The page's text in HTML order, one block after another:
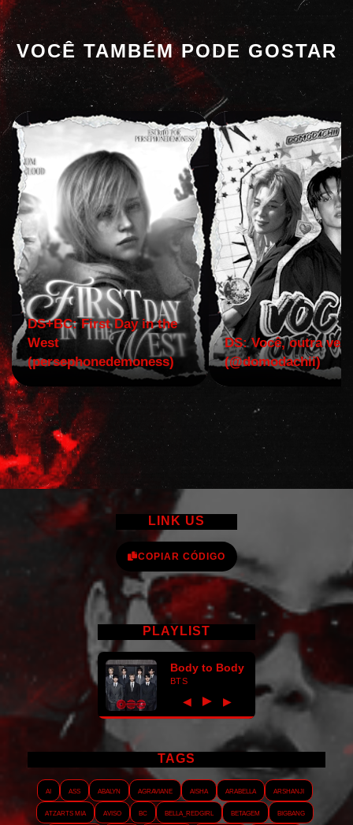
VOCÊ TAMBÉM PODE GOSTAR
DS+BC: First Day in the
West
(persephonedemoness)
DS: Você, outra vez!
(@domodachii)
LINK US
COPIAR CÓDIGO
PLAYLIST
Body to Body
BTS
◀ ► ▶
TAGS
AI ASS Abalyn Agraviane Aisha Arabella
Arshanji
Atzarts Mia
Aviso BC Bella_RedGirl Betagem Bigbang